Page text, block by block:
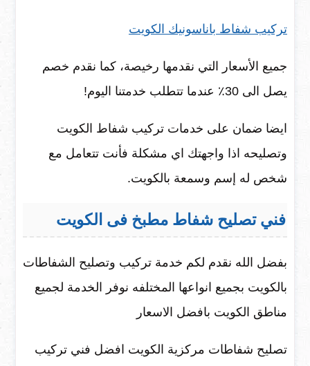
تركيب شفاط باناسونيك الكويت
جميع الأسعار التي نقدمها رخيصة، كما نقدم خصم
يصل الى 30٪ عندما تتطلب خدمتنا اليوم!
ايضا ضمان على خدمات تركيب شفاط الكويت
وتصليحه اذا واجهتك اي مشكلة فأنت تتعامل مع
شخص له إسم وسمعة بالكويت.
فني تصليح شفاط مطبخ فى الكويت
بفضل الله نقدم لكم خدمة تركيب وتصليح الشفاطات
بالكويت بجميع انواعها المختلفه نوفر الخدمة لجميع
مناطق الكويت بافضل الاسعار
تصليح شفاطات مركزية الكويت افضل فني تركيب